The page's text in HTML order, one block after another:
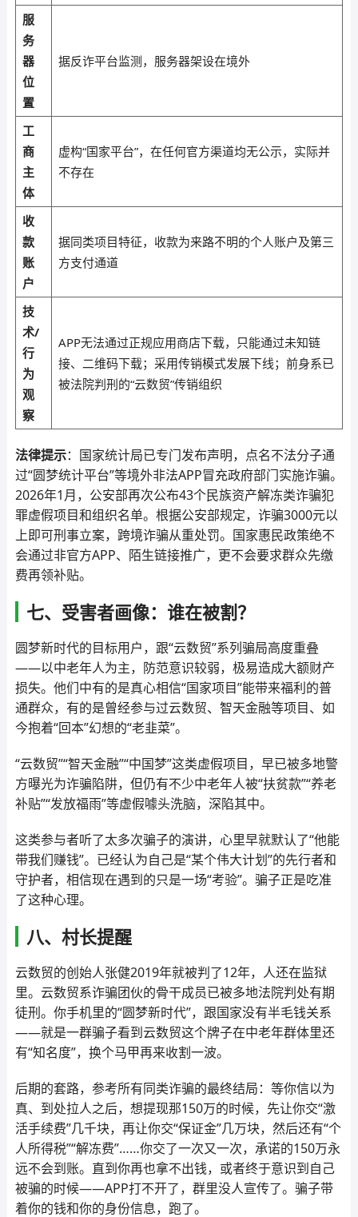
服
务
器
位
置
据反诈平台监测，服务器架设在境外
工
商
主
体
虚构“国家平台”，在任何官方渠道均无公示，实际并
不存在
收
款
账
户
据同类项目特征，收款为来路不明的个人账户及第三
方支付通道
技
术/
行
为
观
察
APP无法通过正规应用商店下载，只能通过未知链
接、二维码下载；采用传销模式发展下线；前身系已
被法院判刑的“云数贸”传销组织
法律提示：国家统计局已专门发布声明，点名不法分子通
过“圆梦统计平台”等境外非法APP冒充政府部门实施诈骗。
2026年1月，公安部再次公布43个民族资产解冻类诈骗犯
罪虚假项目和组织名单。根据公安部规定，诈骗3000元以
上即可刑事立案，跨境诈骗从重处罚。国家惠民政策绝不
会通过非官方APP、陌生链接推广，更不会要求群众先缴
费再领补贴。
七、受害者画像：谁在被割？
圆梦新时代的目标用户，跟“云数贸”系列骗局高度重叠
——以中老年人为主，防范意识较弱，极易造成大额财产
损失。他们中有的是真心相信“国家项目”能带来福利的普
通群众，有的是曾经参与过云数贸、智天金融等项目、如
今抱着“回本”幻想的“老韭菜”。
“云数贸”“智天金融”“中国梦”这类虚假项目，早已被多地警
方曝光为诈骗陷阱，但仍有不少中老年人被“扶贫款”“养老
补贴”“发放福雨”等虚假噱头洗脑，深陷其中。
这类参与者听了太多次骗子的演讲，心里早就默认了“他能
带我们赚钱”。已经认为自己是“某个伟大计划”的先行者和
守护者，相信现在遇到的只是一场“考验”。骗子正是吃准
了这种心理。
八、村长提醒
云数贸的创始人张健2019年就被判了12年，人还在监狱
里。云数贸系诈骗团伙的骨干成员已被多地法院判处有期
徒刑。你手机里的“圆梦新时代”，跟国家没有半毛钱关系
——就是一群骗子看到云数贸这个牌子在中老年群体里还
有“知名度”，换个马甲再来收割一波。
后期的套路，参考所有同类诈骗的最终结局：等你信以为
真、到处拉人之后，想提现那150万的时候，先让你交“激
活手续费”几千块，再让你交“保证金”几万块，然后还有“个
人所得税”“解冻费”……你交了一次又一次，承诺的150万永
远不会到账。直到你再也拿不出钱，或者终于意识到自己
被骗的时候——APP打不开了，群里没人宣传了。骗子带
着你的钱和你的身份信息，跑了。